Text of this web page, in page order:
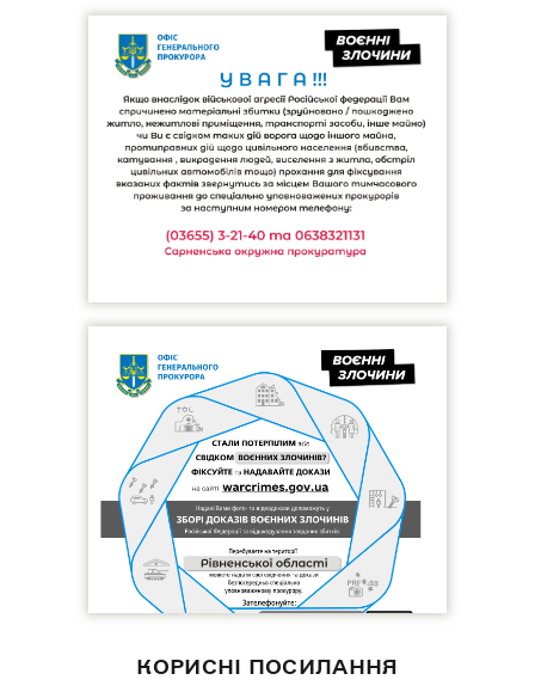
КОРИСНІ ПОСИЛАННЯ